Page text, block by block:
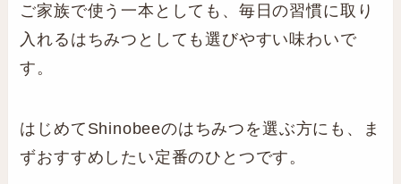
ご家族で使う一本としても、毎日の習慣に取り
入れるはちみつとしても選びやすい味わいで
す。
はじめてShinobeeのはちみつを選ぶ方にも、ま
ずおすすめしたい定番のひとつです。